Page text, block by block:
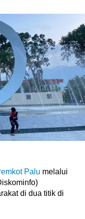
Palu melalui
di dua titik di